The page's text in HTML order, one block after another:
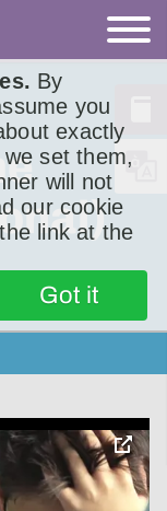
By
you
exactly
set them,
will not
our cookie
link at the
Got it
toggle
pop-
over
video